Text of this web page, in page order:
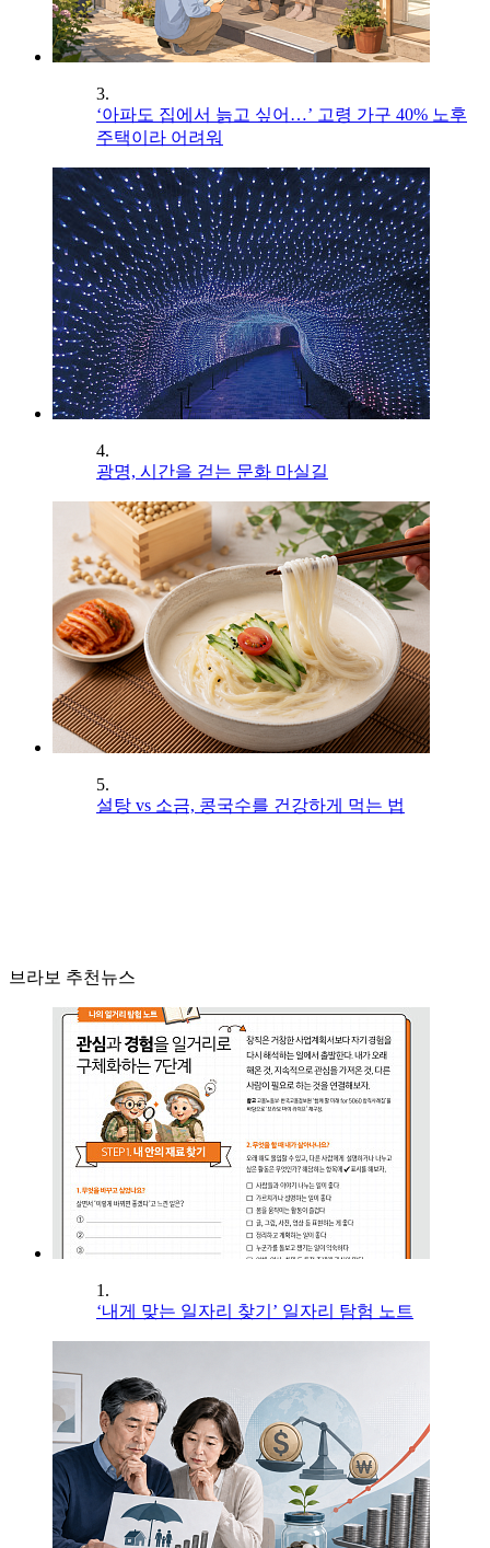
3.
‘아파도 집에서 늙고 싶어…’ 고령 가구 40% 노후
주택이라 어려워
4.
광명, 시간을 걷는 문화 마실길
5.
설탕 vs 소금, 콩국수를 건강하게 먹는 법
브라보 추천뉴스
1.
‘내게 맞는 일자리 찾기’ 일자리 탐험 노트